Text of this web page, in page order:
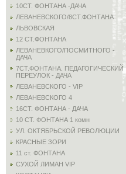
10СТ. ФОНТАНА -ДАЧА
ЛЕВАНЕВСКОГО/8СТ.ФОНТАНА
ЛЬВОВСКАЯ
12 СТ.ФОНТАНА
ЛЕВАНЕВКОГО/ПОСМИТНОГО -
ДАЧА
7СТ.ФОНТАНА. ПЕДАГОГИЧЕСКИЙ
ПЕРЕУЛОК - ДАЧА
ЛЕВАНЕВСКОГО - VIP
ЛЕВАНЕВСКОГО 4
16СТ. ФОНТАНА - ДАЧА
10 СТ. ФОНТАНА 1 комн
УЛ. ОКТЯБРЬСКОЙ РЕВОЛЮЦИИ
КРАСНЫЕ ЗОРИ
11 ст. ФОНТАНА
СУХОЙ ЛИМАН VIP